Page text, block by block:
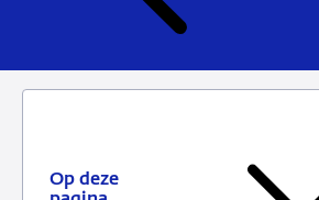
Op deze